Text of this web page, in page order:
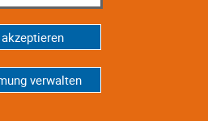
verwalten